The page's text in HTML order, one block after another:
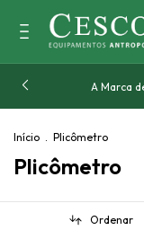
A Marca
Início . Plicômetro
Plicômetro
Ordenar